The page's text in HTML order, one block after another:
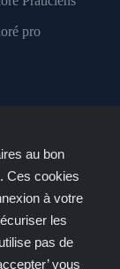
pro
au bon
Ces cookies
à votre
les
pas de
vous